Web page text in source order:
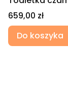
Cena
659,00 zł
Do koszyka